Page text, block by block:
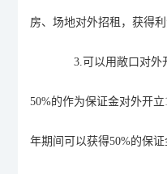
房、场地对外招租，获得
3. 可以用敞口对外
50%的作为保证金对外开立
年期间可以获得50%的保